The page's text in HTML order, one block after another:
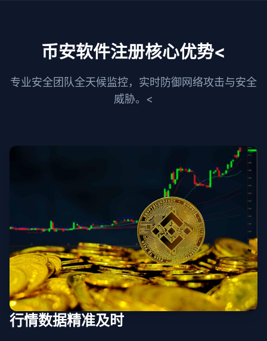
币安软件注册核心优势<
专业安全团队全天候监控，实时防御网络攻击与安全
威胁。<
行情数据精准及时